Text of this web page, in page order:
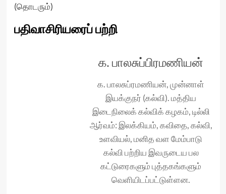
(தொடரும்)
பதிவாசிரியரைப் பற்றி
க. பாலசுப்பிரமணியன்
க. பாலசுப்ரமணியன், முன்னாள்
இயக்குநர் (கல்வி). மத்திய
இடைநிலைக் கல்விக் கழகம், டில்லி
ஆர்வம்: இலக்கியம், கவிதை, கல்வி,
உளவியல், மனித வள மேம்பாடு
கல்வி பற்றிய இவருடைய பல
கட்டுரைகளும் புத்தகங்களும்
வெளியிடப்பட்டுள்ளன.